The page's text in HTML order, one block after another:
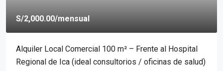
S/2,000.00/mensual
Alquiler Local Comercial 100 m² – Frente al Hospital
Regional de Ica (ideal consultorios / oficinas de salud)